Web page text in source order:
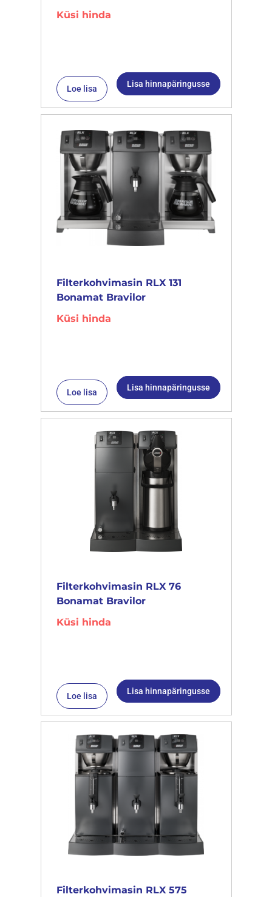
Küsi hinda
Loe lisa Lisa hinnapäringusse
Filterkohvimasin RLX 131
Bonamat Bravilor
Küsi hinda
Loe lisa Lisa hinnapäringusse
Filterkohvimasin RLX 76
Bonamat Bravilor
Küsi hinda
Loe lisa Lisa hinnapäringusse
Filterkohvimasin RLX 575